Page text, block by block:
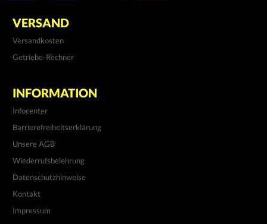
VERSAND
Versandkosten
Getriebe-Rechner
INFORMATION
Infocenter
Barrierefreiheitserklärung
Unsere AGB
Wiederrufsbelehrung
Datenschutzhinweise
Kontakt
Impressum